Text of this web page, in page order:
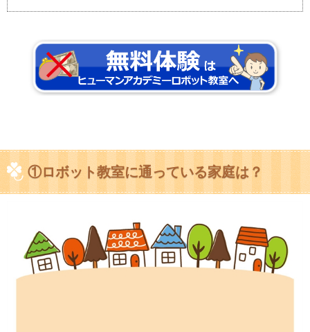
①ロボット教室に通っている家庭は？